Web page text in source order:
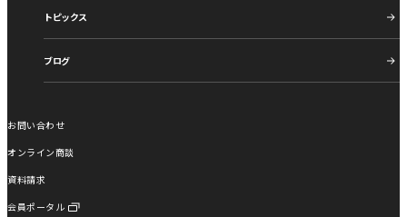
トピックス
ブログ
お問い合わせ
オンライン商談
資料請求
会員ポータル